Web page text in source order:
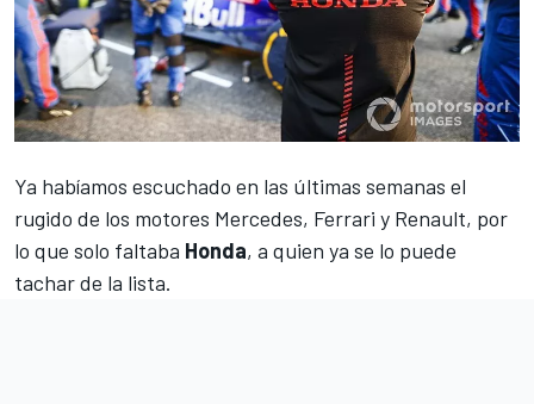
Ya habíamos escuchado en las últimas semanas el
rugido de los motores Mercedes, Ferrari y Renault, por
lo que solo faltaba Honda, a quien ya se lo puede
tachar de la lista.